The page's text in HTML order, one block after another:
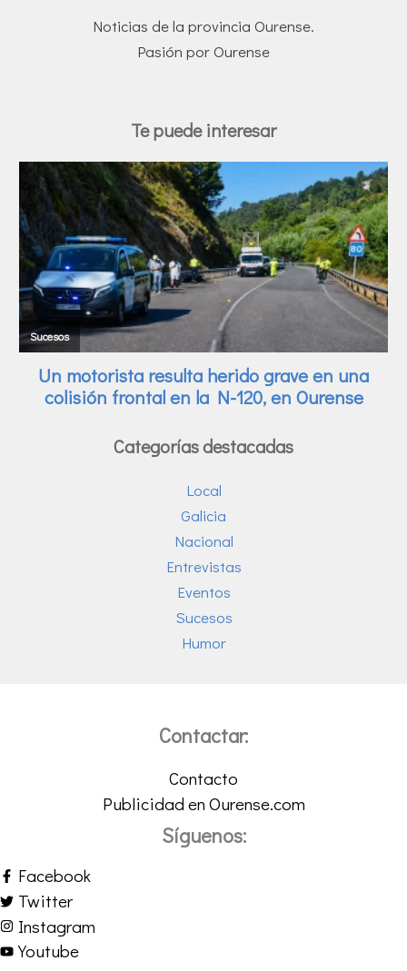
Noticias de la provincia Ourense.
Pasión por Ourense
Te puede interesar
Categorías destacadas
Local
Galicia
Nacional
Entrevistas
Eventos
Sucesos
Humor
Contactar:
Contacto
Publicidad en Ourense.com
Síguenos:
Facebook
Twitter
Instagram
Youtube